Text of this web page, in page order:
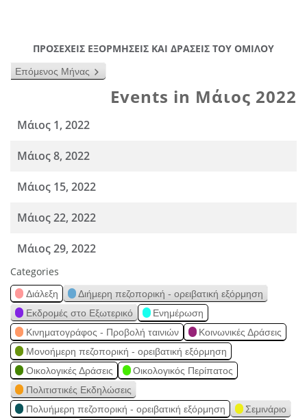
ΠΡΟΣΕΧΕΙΣ ΕΞΟΡΜΗΣΕΙΣ ΚΑΙ ΔΡΑΣΕΙΣ ΤΟΥ ΟΜΙΛΟΥ
Επόμενος Μήνας
Events in Μάιος 2022
Μάιος 1, 2022
Μάιος 8, 2022
Μάιος 15, 2022
Μάιος 22, 2022
Μάιος 29, 2022
Categories
Διάλεξη
Διήμερη πεζοπορική - ορειβατική εξόρμηση
Εκδρομές στο Εξωτερικό
Ενημέρωση
Κινηματογράφος - Προβολή ταινιών
Κοινωνικές Δράσεις
Μονοήμερη πεζοπορική - ορειβατική εξόρμηση
Οικολογικές Δράσεις
Οικολογικός Περίπατος
Πολιτιστικές Εκδηλώσεις
Πολυήμερη πεζοπορική - ορειβατική εξόρμηση
Σεμινάριο